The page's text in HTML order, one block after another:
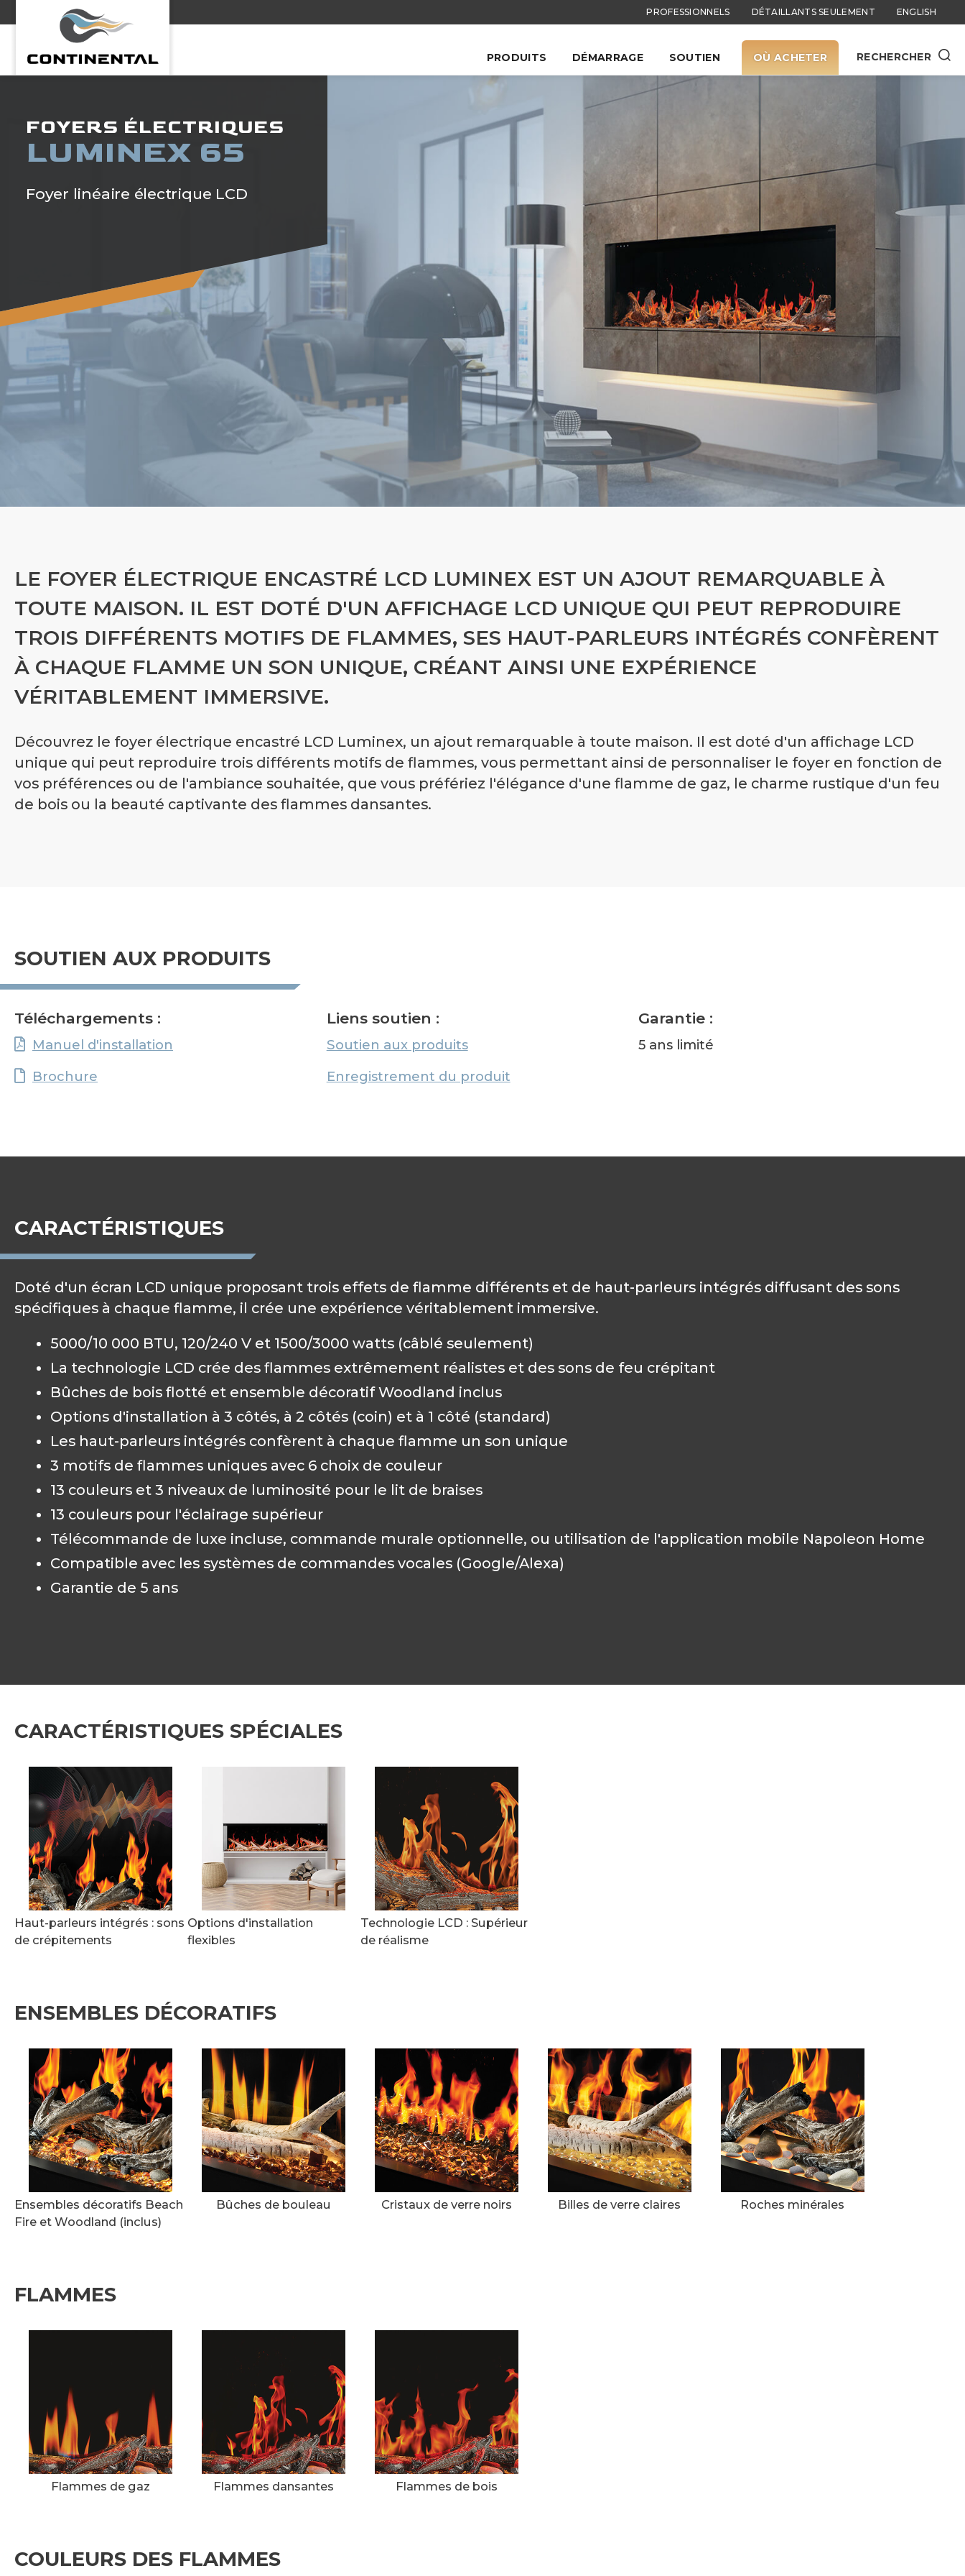
PROFESSIONNELS DÉTAILLANTS SEULEMENT ENGLISH
PRODUITS DÉMARRAGE SOUTIEN OÙ ACHETER RECHERCHER
FOYERS ÉLECTRIQUES
LUMINEX 65
Foyer linéaire électrique LCD
LE FOYER ÉLECTRIQUE ENCASTRÉ LCD LUMINEX EST UN AJOUT REMARQUABLE À
TOUTE MAISON. IL EST DOTÉ D'UN AFFICHAGE LCD UNIQUE QUI PEUT REPRODUIRE
TROIS DIFFÉRENTS MOTIFS DE FLAMMES, SES HAUT-PARLEURS INTÉGRÉS CONFÈRENT
À CHAQUE FLAMME UN SON UNIQUE, CRÉANT AINSI UNE EXPÉRIENCE
VÉRITABLEMENT IMMERSIVE.
Découvrez le foyer électrique encastré LCD Luminex, un ajout remarquable à toute maison. Il est doté d'un affichage LCD
unique qui peut reproduire trois différents motifs de flammes, vous permettant ainsi de personnaliser le foyer en fonction de
vos préférences ou de l'ambiance souhaitée, que vous préfériez l'élégance d'une flamme de gaz, le charme rustique d'un feu
de bois ou la beauté captivante des flammes dansantes.
SOUTIEN AUX PRODUITS
Téléchargements :
Manuel d'installation
Brochure
Liens soutien :
Soutien aux produits
Enregistrement du produit
Garantie :
5 ans limité
CARACTÉRISTIQUES
Doté d'un écran LCD unique proposant trois effets de flamme différents et de haut-parleurs intégrés diffusant des sons
spécifiques à chaque flamme, il crée une expérience véritablement immersive.
5000/10 000 BTU, 120/240 V et 1500/3000 watts (câblé seulement)
La technologie LCD crée des flammes extrêmement réalistes et des sons de feu crépitant
Bûches de bois flotté et ensemble décoratif Woodland inclus
Options d'installation à 3 côtés, à 2 côtés (coin) et à 1 côté (standard)
Les haut-parleurs intégrés confèrent à chaque flamme un son unique
3 motifs de flammes uniques avec 6 choix de couleur
13 couleurs et 3 niveaux de luminosité pour le lit de braises
13 couleurs pour l'éclairage supérieur
Télécommande de luxe incluse, commande murale optionnelle, ou utilisation de l'application mobile Napoleon Home
Compatible avec les systèmes de commandes vocales (Google/Alexa)
Garantie de 5 ans
CARACTÉRISTIQUES SPÉCIALES
Haut-parleurs intégrés : sons
de crépitements
Options d'installation
flexibles
Technologie LCD : Supérieur
de réalisme
ENSEMBLES DÉCORATIFS
Ensembles décoratifs Beach
Fire et Woodland (inclus)
Bûches de bouleau Cristaux de verre noirs Billes de verre claires Roches minérales
FLAMMES
Flammes de gaz Flammes dansantes Flammes de bois
COULEURS DES FLAMMES